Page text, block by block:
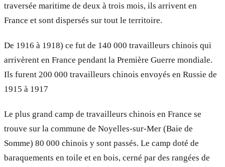
traversée maritime de deux à trois mois, ils arrivent en
France et sont dispersés sur tout le territoire.
De 1916 à 1918) ce fut de 140 000 travailleurs chinois qui
arrivèrent en France pendant la Première Guerre mondiale.
Ils furent 200 000 travailleurs chinois envoyés en Russie de
1915 à 1917
Le plus grand camp de travailleurs chinois en France se
trouve sur la commune de Noyelles-sur-Mer (Baie de
Somme) 80 000 chinois y sont passés. Le camp doté de
baraquements en toile et en bois, cerné par des rangées de